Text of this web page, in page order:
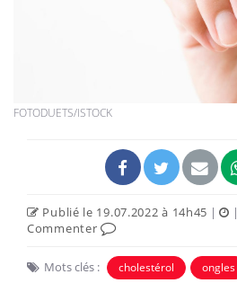
FOTODUETS/ISTOCK
Publié le 19.07.2022 à 14h45 | |
Commenter
Mots clés : cholestérol ongles